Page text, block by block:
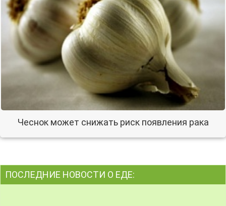
Чеснок может снижать риск появления рака
ПОСЛЕДНИЕ НОВОСТИ О ЕДЕ: